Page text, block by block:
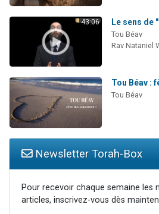
43:06 Le sens de
Tou Béav
Rav Nataniel
Tou Béav :
Tou Béav
Newsletter Torah-Box
Pour recevoir chaque semaine les
articles, inscrivez-vous dès